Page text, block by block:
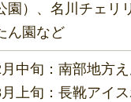
園）、名川チェリ
ん園など
中旬：南部地方え
上旬：長靴アイ